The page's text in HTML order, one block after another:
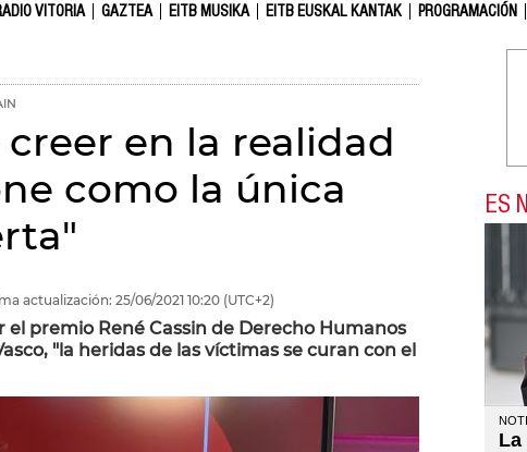
VITORIA GAZTEA EITB MUSIKA EITB EUSKAL KANTAK PROGRAMACIÓN
en la realidad
como la única
actualización: 25/06/2021 10:20 (UTC+2)
premio René Cassin de Derecho Humanos
"la heridas de las víctimas se curan con el
ES
La